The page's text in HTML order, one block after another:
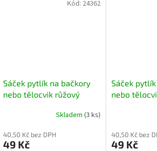
Sáček pytlík na bačkory
nebo tělocvik růžový
Skladem (3 ks)
40,50 Kč bez DPH
49 Kč
Kód: 24362
Sáček
nebo
40,50 Kč bez
49 Kč